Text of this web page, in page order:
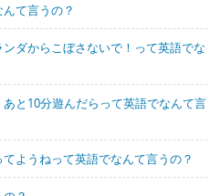
て言うの？
ダからこぼさないで！って英語でな
と10分遊んだらって英語でなんて言
ようねって英語でなんて言うの？